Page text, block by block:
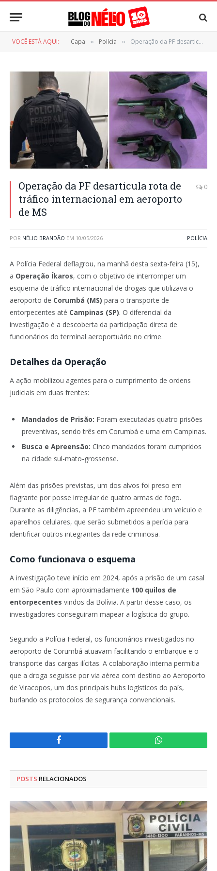
VOCÊ ESTÁ AQUI: Capa » Polícia » Operação da PF desarticula rota de tráfico internacional em aeroporto de MS
Operação da PF desarticula rota de
tráfico internacional em aeroporto
de MS
0
POR NÉLIO BRANDÃO EM 10/05/2026 POLÍCIA
A Polícia Federal deflagrou, na manhã desta sexta-feira (15),
a Operação Íkaros, com o objetivo de interromper um
esquema de tráfico internacional de drogas que utilizava o
aeroporto de Corumbá (MS) para o transporte de
entorpecentes até Campinas (SP). O diferencial da
investigação é a descoberta da participação direta de
funcionários do terminal aeroportuário no crime.
Detalhes da Operação
A ação mobilizou agentes para o cumprimento de ordens
judiciais em duas frentes:
Mandados de Prisão: Foram executadas quatro prisões
preventivas, sendo três em Corumbá e uma em Campinas.
Busca e Apreensão: Cinco mandados foram cumpridos
na cidade sul-mato-grossense.
Além das prisões previstas, um dos alvos foi preso em
flagrante por posse irregular de quatro armas de fogo.
Durante as diligências, a PF também apreendeu um veículo e
aparelhos celulares, que serão submetidos a perícia para
identificar outros integrantes da rede criminosa.
Como funcionava o esquema
A investigação teve início em 2024, após a prisão de um casal
em São Paulo com aproximadamente 100 quilos de
entorpecentes vindos da Bolívia. A partir desse caso, os
investigadores conseguiram mapear a logística do grupo.
Segundo a Polícia Federal, os funcionários investigados no
aeroporto de Corumbá atuavam facilitando o embarque e o
transporte das cargas ilícitas. A colaboração interna permitia
que a droga seguisse por via aérea com destino ao Aeroporto
de Viracopos, um dos principais hubs logísticos do país,
burlando os protocolos de segurança convencionais.
Facebook WhatsApp
POSTS RELACIONADOS